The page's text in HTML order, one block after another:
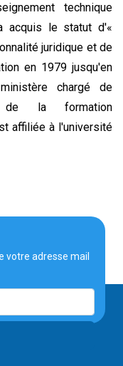
technique
acquis le statut d'«
juridique et de
en 1979 jusqu'en
chargé de
de la formation
affiliée à l'université
votre adresse mail